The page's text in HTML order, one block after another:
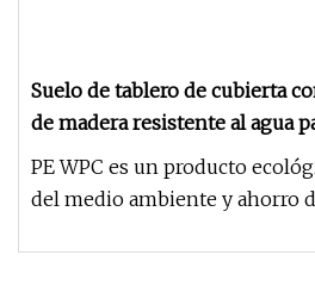
Suelo de tablero de cubierta
de madera resistente al agua
para el hogar
PE WPC es un producto
del medio ambiente y ahorro